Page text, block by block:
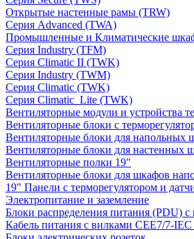
Открытые настенные рамы (TRW)
Серия Advanced (TWA)
Промышленные и Климатические
Серия Industry (TFM)
Серия Climatic II (TWK)
Серия Industry (TWM)
Серия Climatic (TWK)
Серия Climatic_Lite (TWK)
Вентиляторные модули и устройства
Вентиляторные блоки с
Вентиляторные блоки для напольных
Вентиляторные блоки для настенных
Вентиляторные полки 19"
Вентиляторные блоки для шкафов
19" Панели с терморегулятором и
Электропитание и заземление
Блоки распределения питания (PDU)
Кабель питания с вилками CEE7/7-